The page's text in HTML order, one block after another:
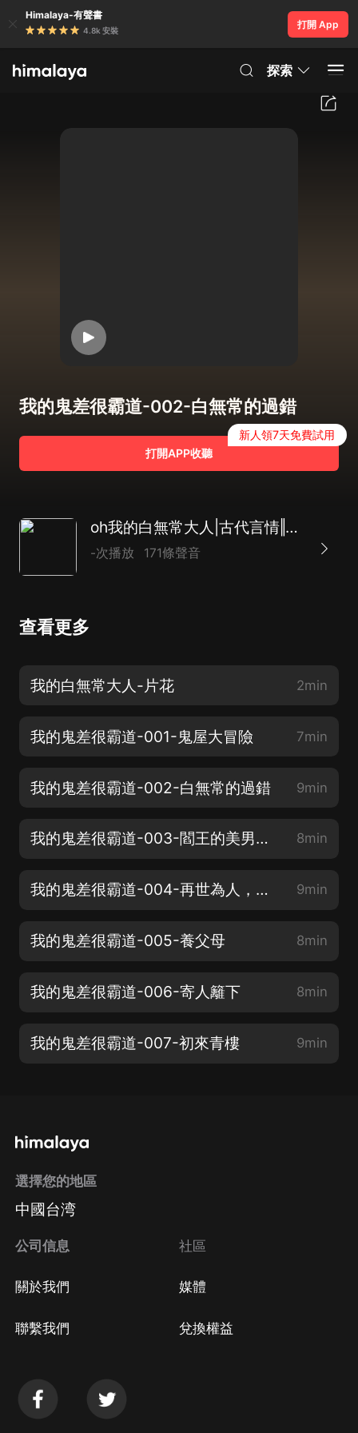
Himalaya-有聲書
4.8k 安裝
打開 App
探索
我的鬼差很霸道-002-白無常的過錯
打開APP收聽
新人領7天免費試用
oh我的白無常大人|古代言情‖穿越架空‖雙播
-次播放 171條聲音
查看更多
我的白無常大人-片花 2min
我的鬼差很霸道-001-鬼屋大冒險 7min
我的鬼差很霸道-002-白無常的過錯 9min
我的鬼差很霸道-003-閻王的美男承諾 8min
我的鬼差很霸道-004-再世為人，悲慘 9min
我的鬼差很霸道-005-養父母 8min
我的鬼差很霸道-006-寄人籬下 8min
我的鬼差很霸道-007-初來青樓 9min
選擇您的地區
中國台湾
公司信息
關於我們
聯繫我們
社區
媒體
兌換權益